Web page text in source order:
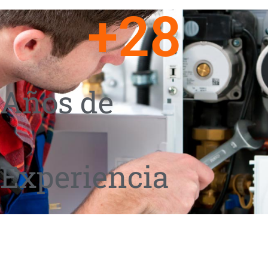
Años de
Experiencia
+28